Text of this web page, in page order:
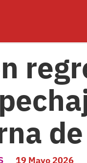
19 Mayo 2026